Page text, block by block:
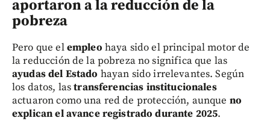
aportaron a la reducción de la
pobreza
Pero que elempleo haya sido el principal motor de
la reducción de la pobreza no significa que las
ayudas del Estado hayan sido irrelevantes. Según
los datos, lastransferencias institucionales
actuaron como una red de protección, aunque no
explican el avance registrado durante 2025.